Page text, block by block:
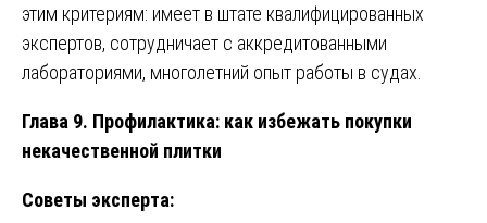
этим критериям: имеет в штате квалифицированных
экспертов, сотрудничает с аккредитованными
лабораториями, многолетний опыт работы в судах.
Глава 9. Профилактика: как избежать покупки
некачественной плитки
Советы эксперта: